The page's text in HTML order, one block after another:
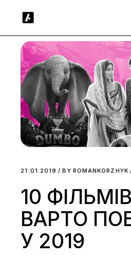
21.01.2019 BY ROMANKORZHYK
10
ВАРТО
У 2019